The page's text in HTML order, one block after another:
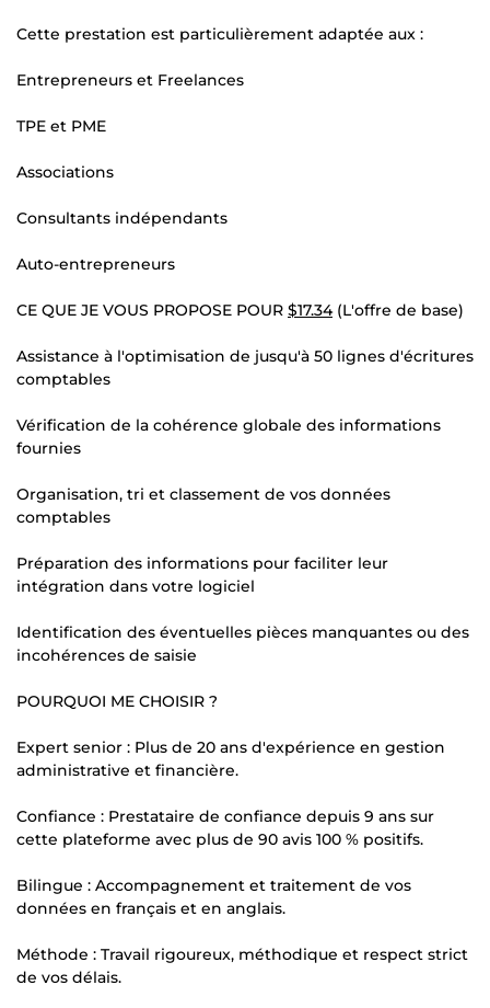
Cette prestation est particulièrement adaptée aux :
Entrepreneurs et Freelances
TPE et PME
Associations
Consultants indépendants
Auto-entrepreneurs
CE QUE JE VOUS PROPOSE POUR $17.34(L'offre de base)
Assistance à l'optimisation de jusqu'à 50 lignes d'écritures
comptables
Vérification de la cohérence globale des informations
fournies
Organisation, tri et classement de vos données
comptables
Préparation des informations pour faciliter leur
intégration dans votre logiciel
Identification des éventuelles pièces manquantes ou des
incohérences de saisie
POURQUOI ME CHOISIR ?
Expert senior : Plus de 20 ans d'expérience en gestion
administrative et financière.
Confiance : Prestataire de confiance depuis 9 ans sur
cette plateforme avec plus de 90 avis 100 % positifs.
Bilingue : Accompagnement et traitement de vos
données en français et en anglais.
Méthode : Travail rigoureux, méthodique et respect strict
de vos délais.